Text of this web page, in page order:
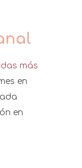
más
en
en